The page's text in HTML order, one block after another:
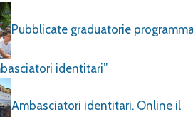
Pubblicate graduatorie
identitari”
Ambasciatori identitari. Online il